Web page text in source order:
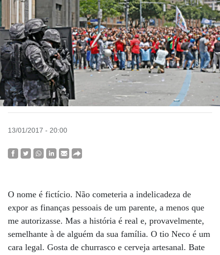
13/01/2017 - 20:00
O nome é fictício. Não cometeria a indelicadeza de
expor as finanças pessoais de um parente, a menos que
me autorizasse. Mas a história é real e, provavelmente,
semelhante à de alguém da sua família. O tio Neco é um
cara legal. Gosta de churrasco e cerveja artesanal. Bate